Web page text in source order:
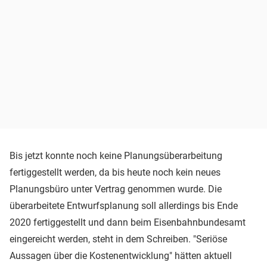
Bis jetzt konnte noch keine Planungsüberarbeitung
fertiggestellt werden, da bis heute noch kein neues
Planungsbüro unter Vertrag genommen wurde. Die
überarbeitete Entwurfsplanung soll allerdings bis Ende
2020 fertiggestellt und dann beim Eisenbahnbundesamt
eingereicht werden, steht in dem Schreiben. "Seriöse
Aussagen über die Kostenentwicklung" hätten aktuell